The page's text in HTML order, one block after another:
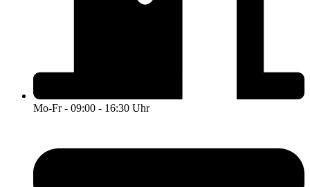
Mo-Fr - 09:00 - 16:30 Uhr